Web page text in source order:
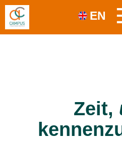
EN
Zeit,